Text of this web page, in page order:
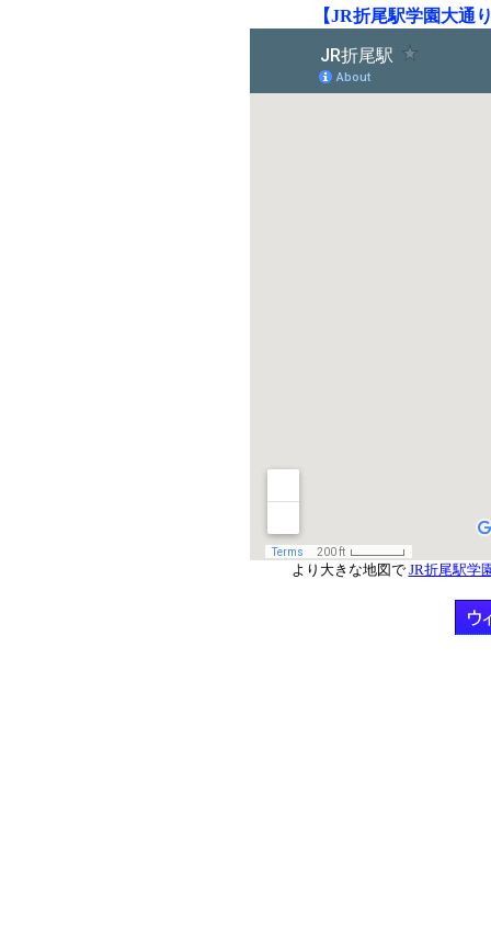
【JR折尾駅学園大通
より大きな地図で JR折尾駅学